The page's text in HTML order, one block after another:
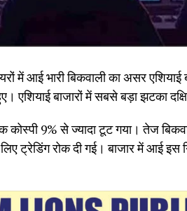
में आई भारी बिकवाली का असर एशियाई
एशियाई बाजारों में सबसे बड़ा झटका
कोस्पी 9% से ज्यादा टूट गया। तेज
ट्रेडिंग रोक दी गई। बाजार में आई इस